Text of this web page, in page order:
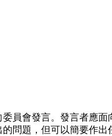
員會發言。發言者應
問題，但可以簡要作